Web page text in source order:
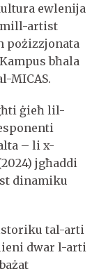
ewlenija
mill-artist
pożizzjonata
bħala
MICAS.
ġieħ lil-
– li x-
jgħaddi
dinamiku
tal-arti
dwar l-arti